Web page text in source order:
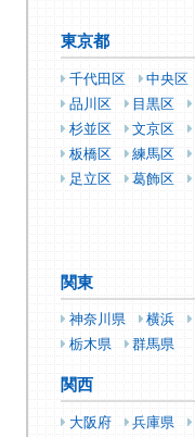
東京都
千代田区 中央区
品川区
目黒区
杉並区
文京区
板橋区
練馬区
足立区
葛飾区
関東
神奈川県 横浜
栃木県
群馬県
関西
大阪府 兵庫県